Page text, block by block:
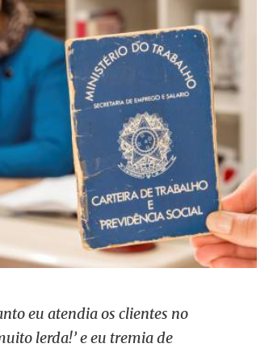
eu atendia os clientes no
lerda!’ e eu tremiade